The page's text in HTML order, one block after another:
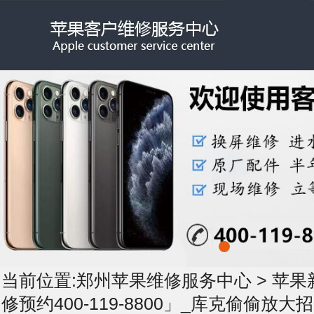
当前位置:郑州苹果维修服务中心 > 苹果
修预约400-119-8800」_库克偷偷放大招